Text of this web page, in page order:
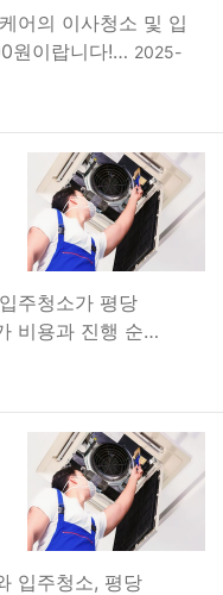
어의 이사청소 및 입
원이랍니다!… 2025-
주청소가 평당
비용과 진행 순…
입주청소, 평당